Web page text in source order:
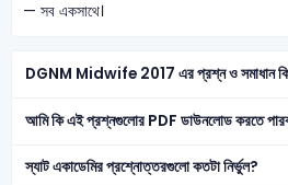
— সব একসাথে।
DGNM Midwife 2017 এর প্রশ্ন ও সমাধান
আমি কি এই প্রশ্নগুলোর PDF ডাউনলোড করতে
স্যাট একাডেমির প্রশ্নোত্তরগুলো কতটা নির্ভুল?